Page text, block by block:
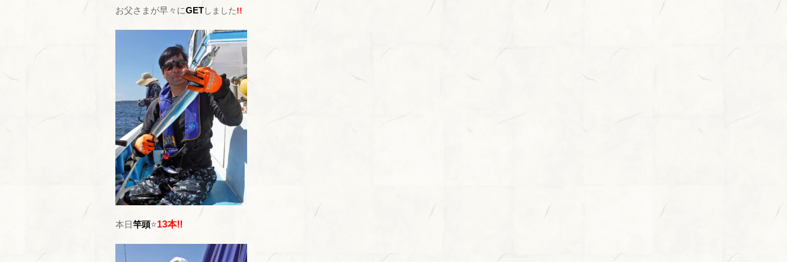
お父さまが早々にGETしました!!
本日竿頭⭐13本!!